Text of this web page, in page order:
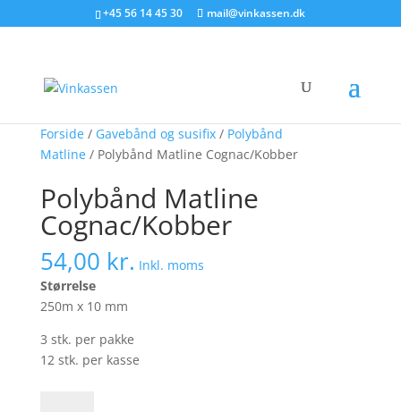
+45 56 14 45 30 mail@vinkassen.dk
Søg produkter - start med at skrive
Forside/ Gavebånd og susifix/ Polybånd
Matline/ Polybånd Matline Cognac/Kobber
Polybånd Matline
Cognac/Kobber
54,00 kr. Inkl. moms
Størrelse
250m x 10 mm
3 stk. per pakke
12 stk. per kasse